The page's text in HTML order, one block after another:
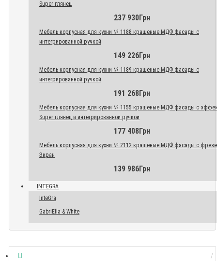
Super глянец
237 930Грн
Мебель корпусная для кухни № 1188 крашеные МДФ фасады с
интегрированной ручкой
149 226Грн
Мебель корпусная для кухни № 1189 крашеные МДФ фасады с
интегрированной ручкой
191 268Грн
Мебель корпусная для кухни № 1155 крашеные МДФ фасады с
Super глянец и интегрированной ручкой
177 408Грн
Мебель корпусная для кухни № 2112 крашеные МДФ фасады с
Экран
139 986Грн
INTEGRA
InteGra
GabriElla & White